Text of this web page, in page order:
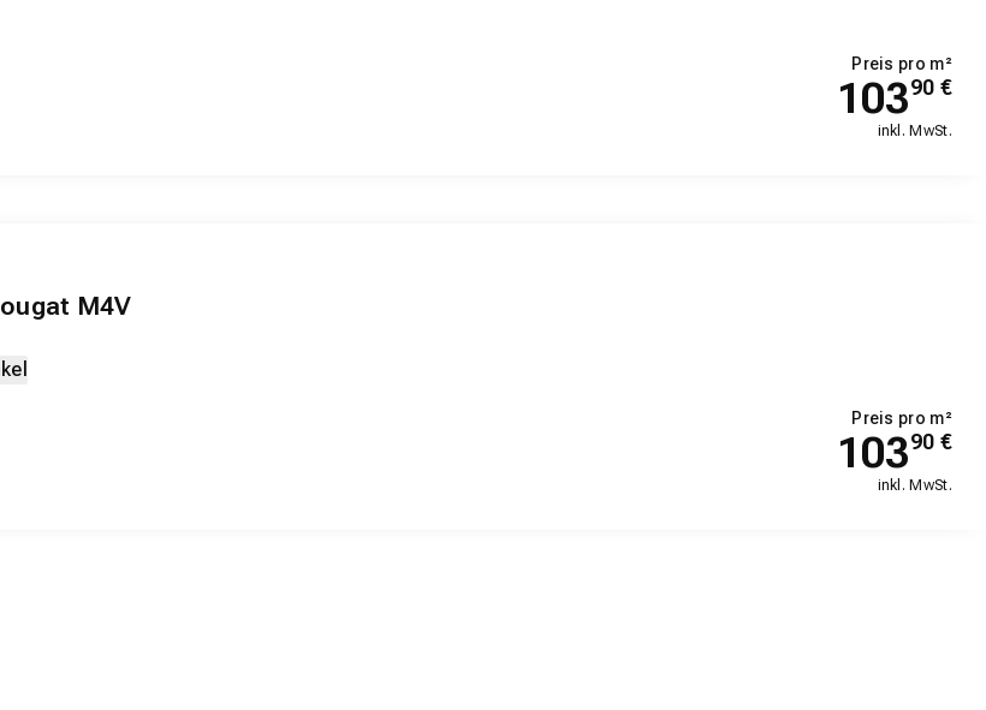
Preis pro m²
10390 €
inkl. MwSt.
M4V
Preis pro m²
10390 €
inkl. MwSt.